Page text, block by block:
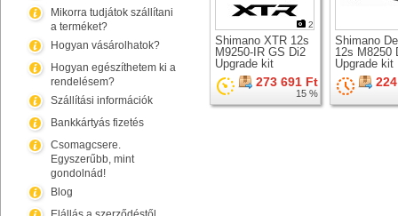
Mikorra tudjátok szállítani
a terméket?
Hogyan vásárolhatok?
Hogyan egészíthetem ki a
rendelésem?
Szállítási információk
Bankkártyás fizetés
Csomagcsere.
Egyszerűbb, mint
gondolnád!
Blog
2
Shimano XTR 12s
M9250-IR GS Di2
Upgrade kit
273 691 Ft
15 %
Shimano
12s M8250
Upgrade kit